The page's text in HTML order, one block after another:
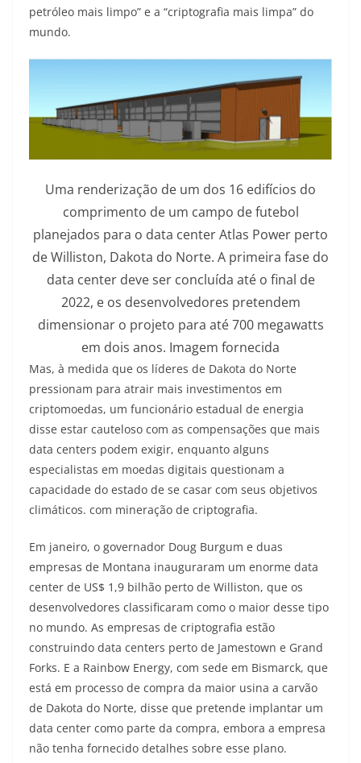
petróleo mais limpo” e a “criptografia mais limpa” do
mundo.
Uma renderização de um dos 16 edifícios do
comprimento de um campo de futebol
planejados para o data center Atlas Power perto
de Williston, Dakota do Norte. A primeira fase do
data center deve ser concluída até o final de
2022, e os desenvolvedores pretendem
dimensionar o projeto para até 700 megawatts
em dois anos. Imagem fornecida
Mas, à medida que os líderes de Dakota do Norte
pressionam para atrair mais investimentos em
criptomoedas, um funcionário estadual de energia
disse estar cauteloso com as compensações que mais
data centers podem exigir, enquanto alguns
especialistas em moedas digitais questionam a
capacidade do estado de se casar com seus objetivos
climáticos. com mineração de criptografia.
Em janeiro, o governador Doug Burgum e duas
empresas de Montana inauguraram um enorme data
center de US$ 1,9 bilhão perto de Williston, que os
desenvolvedores classificaram como o maior desse tipo
no mundo. As empresas de criptografia estão
construindo data centers perto de Jamestown e Grand
Forks. E a Rainbow Energy, com sede em Bismarck, que
está em processo de compra da maior usina a carvão
de Dakota do Norte, disse que pretende implantar um
data center como parte da compra, embora a empresa
não tenha fornecido detalhes sobre esse plano.